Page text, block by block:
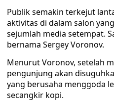
Publik semakin terkejut
aktivitas di dalam salon
sejumlah media setempat.
bernama Sergey Voronov.
Menurut Voronov, setelah
pengunjung akan
yang berusaha menggoda
secangkir kopi.